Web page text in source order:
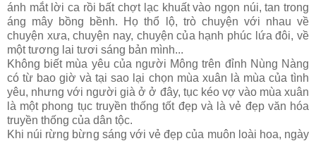
ánh mắt lời ca rồi bất chợt lạc khuất vào ngọn núi, tan trong
áng mây bồng bềnh. Họ thổ lộ, trò chuyện với nhau về
chuyện xưa, chuyện nay, chuyện của hạnh phúc lứa đôi, về
một tương lai tươi sáng bản mình...
Không biết mùa yêu của người Mông trên đỉnh Nùng Nàng
có từ bao giờ và tại sao lại chọn mùa xuân là mùa của tình
yêu, nhưng với người già ở ở đây, tục kéo vợ vào mùa xuân
là một phong tục truyền thống tốt đẹp và là vẻ đẹp văn hóa
truyền thống của dân tộc.
Khi núi rừng bừng sáng với vẻ đẹp của muôn loài hoa, ngày